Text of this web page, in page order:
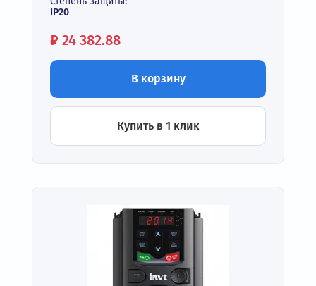
IP20
Цена:
₽ 24 382.88
В корзину
Купить в 1 клик